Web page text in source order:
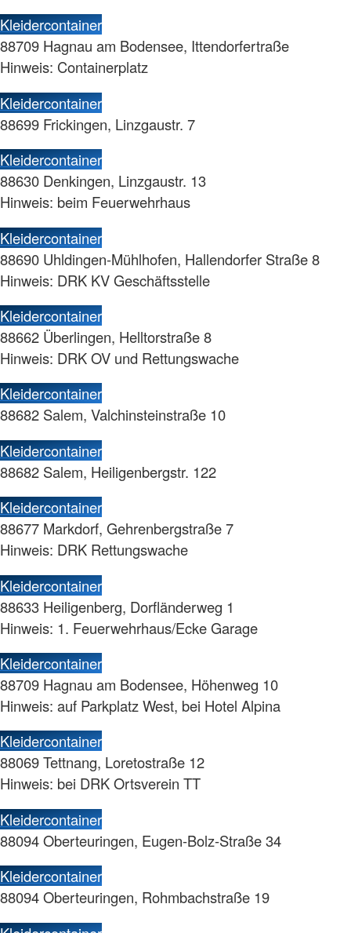
Kleidercontainer
88709 Hagnau am Bodensee, Ittendorfertraße
Hinweis: Containerplatz
Kleidercontainer
88699 Frickingen, Linzgaustr. 7
Kleidercontainer
88630 Denkingen, Linzgaustr. 13
Hinweis: beim Feuerwehrhaus
Kleidercontainer
88690 Uhldingen-Mühlhofen, Hallendorfer Straße 8
Hinweis: DRK KV Geschäftsstelle
Kleidercontainer
88662 Überlingen, Helltorstraße 8
Hinweis: DRK OV und Rettungswache
Kleidercontainer
88682 Salem, Valchinsteinstraße 10
Kleidercontainer
88682 Salem, Heiligenbergstr. 122
Kleidercontainer
88677 Markdorf, Gehrenbergstraße 7
Hinweis: DRK Rettungswache
Kleidercontainer
88633 Heiligenberg, Dorfländerweg 1
Hinweis: 1. Feuerwehrhaus/Ecke Garage
Kleidercontainer
88709 Hagnau am Bodensee, Höhenweg 10
Hinweis: auf Parkplatz West, bei Hotel Alpina
Kleidercontainer
88069 Tettnang, Loretostraße 12
Hinweis: bei DRK Ortsverein TT
Kleidercontainer
88094 Oberteuringen, Eugen-Bolz-Straße 34
Kleidercontainer
88094 Oberteuringen, Rohmbachstraße 19